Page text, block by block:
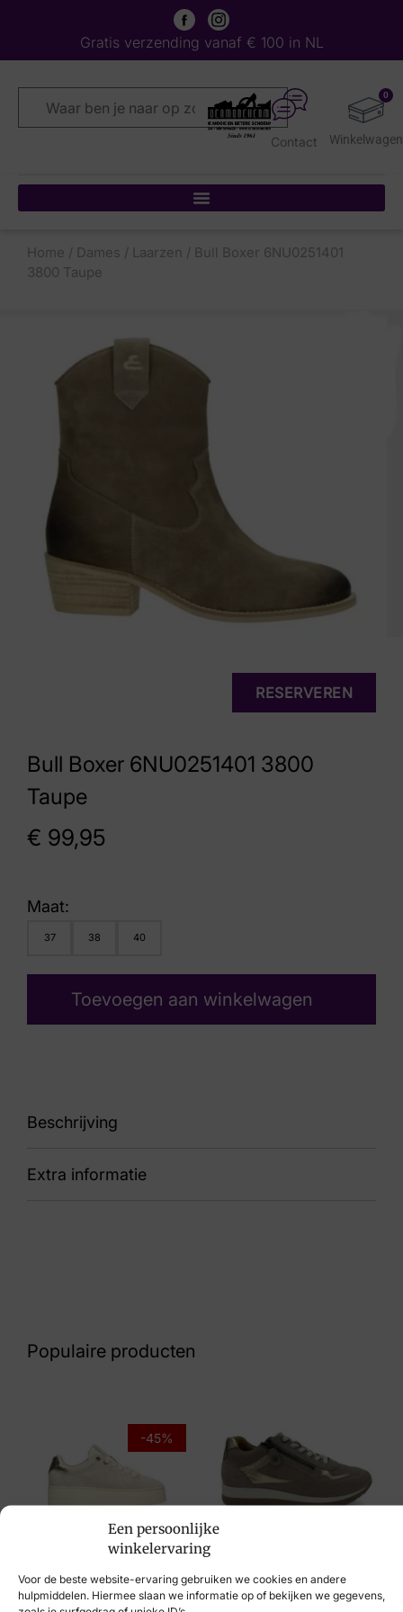
Een persoonlijke
winkelervaring
Voor de beste website-ervaring gebruiken we cookies en andere
hulpmiddelen. Hiermee slaan we informatie op of bekijken we gegevens,
Gratis verzending vanaf € 100 in NL
0
Contact
Home / Dames / Laarzen / Bull Boxer 6NU0251401
3800 Taupe
Bull Boxer 6NU0251401 3800
Taupe
€ 99,95
RESERVEREN
Maat:
37 38 40
Toevoegen aan winkelwagen
Beschrijving
90 6NU0251401 3800
Extra informatie
Bull Boxer
Artikelnummer
6NU0251401 3800
Populaire producten
-45%
Post Xchange
€149,95